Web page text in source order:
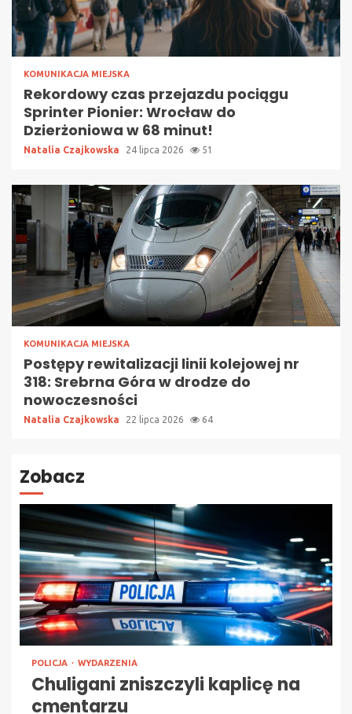
KOMUNIKACJA MIEJSKA
Rekordowy czas przejazdu pociągu
Sprinter Pionier: Wrocław do
Dzierżoniowa w 68 minut!
Natalia Czajkowska 24 lipca 2026 51
KOMUNIKACJA MIEJSKA
Postępy rewitalizacji linii kolejowej nr
318: Srebrna Góra w drodze do
nowoczesności
Natalia Czajkowska 22 lipca 2026 64
Zobacz
POLICJA WYDARZENIA
Chuligani zniszczyli kaplicę na
cmentarzu